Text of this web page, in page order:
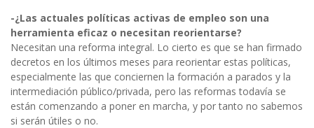
-¿Las actuales políticas activas de empleo son una
herramienta eficaz o necesitan reorientarse?
Necesitan una reforma integral. Lo cierto es que se han firmado
decretos en los últimos meses para reorientar estas políticas,
especialmente las que conciernen la formación a parados y la
intermediación público/privada, pero las reformas todavía se
están comenzando a poner en marcha, y por tanto no sabemos
si serán útiles o no.